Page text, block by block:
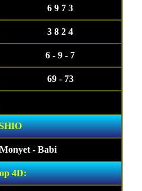
6 9 7 3
3 8 2 4
6 - 9 - 7
69 - 73
- Babi
4D: